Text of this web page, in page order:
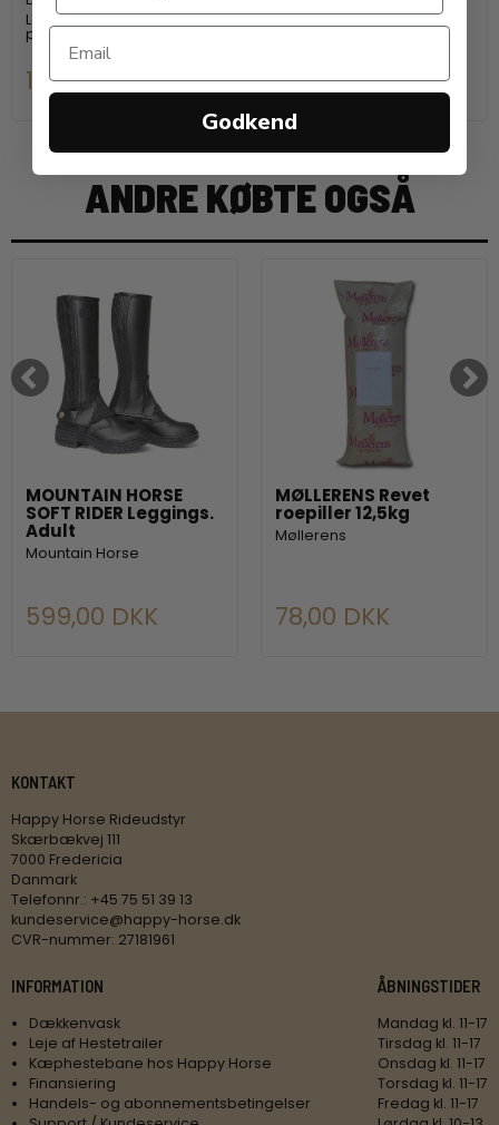
Leggings med god
pasform.
199,00 DKK
Leggings med god
249,00 DKK
ANDRE KØBTE OGSÅ
MOUNTAIN HORSE
SOFT RIDER Leggings.
Adult
Mountain Horse
599,00 DKK
MØLLERENS Revet
roepiller 12,5kg
Møllerens
78,00 DKK
KONTAKT
Happy Horse Rideudstyr
Skærbækvej 111
7000 Fredericia
Danmark
Telefonnr.: +45 75 51 39 13
kundeservice@happy-horse.dk
CVR-nummer: 27181961
INFORMATION
Dækkenvask
Leje af Hestetrailer
Kæphestebane hos Happy Horse
Finansiering
Handels- og abonnementsbetingelser
ÅBNINGSTIDER
Mandag kl. 11-17
Tirsdag kl. 11-17
Onsdag kl. 11-17
Torsdag kl. 11-17
Fredag kl. 11-17
Godkend